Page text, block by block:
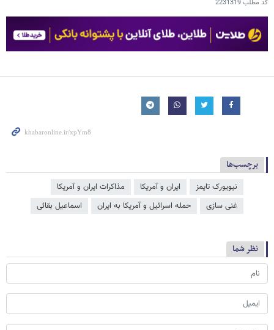
کد مطلب2231319
برچسب‌ها
نیویورک تایمز ایران و آمریکا
مذاکرات ایران و آمریکا
غنی سازی
حمله اسرائیل و آمریکا به ایران اسماعیل بقائی
نظر شما